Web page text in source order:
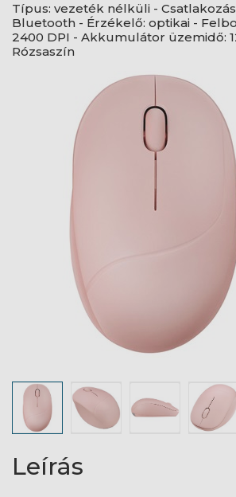
Típus: vezeték nélküli - Csatlakozás:
Bluetooth - Érzékelő: optikai -
2400 DPI - Akkumulátor üzemidő:
Rózsaszín
Leírás